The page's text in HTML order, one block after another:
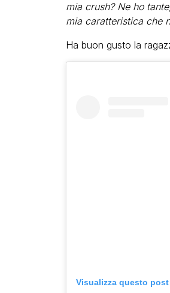
mia crush? Ne ho
mia caratteristica che
Ha buon gusto la
Visualizza questo